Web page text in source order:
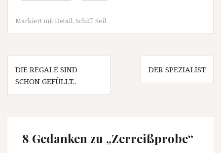
Markiert mitDetail, Schiff, Seil
Beitragsnavigation
DIE REGALE SIND
SCHON GEFÜLLT..
DER SPEZIALIST
8 Gedanken zu „Zerreißprobe“